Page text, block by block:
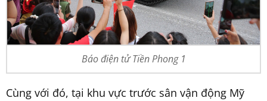
Báo điện tử Tiền Phong 1
Cùng với đó, tại khu vực trước sân vận động Mỹ